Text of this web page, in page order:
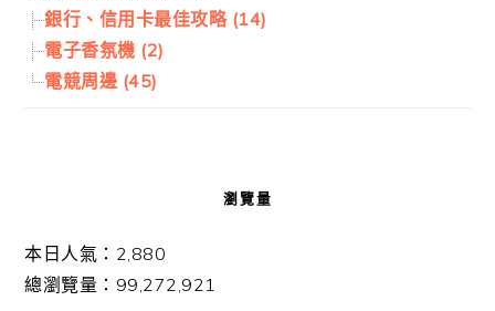
銀行、信用卡最佳攻略 (14)
電子香氛機 (2)
電競周邊 (45)
瀏覽量
本日人氣：2,880
總瀏覽量：99,272,921